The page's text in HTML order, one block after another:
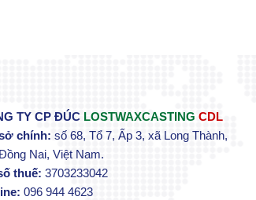
TY CP ĐÚC LOSTWAXCASTING CDL
chính: số 68, Tổ 7, Ấp 3, xã Long Thành,
Nai, Việt Nam.
thuế: 3703233042
096 944 4623